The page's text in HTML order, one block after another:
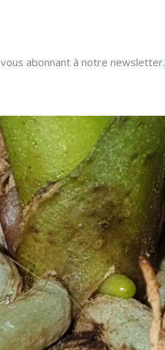
abonnant à notre newsletter.